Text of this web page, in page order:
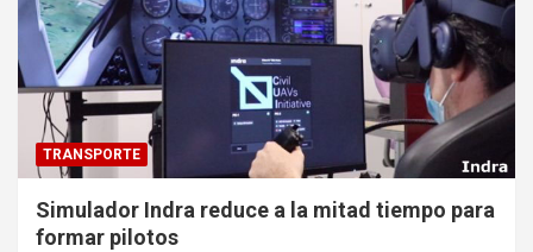
TRANSPORTE
Simulador Indra reduce a la mitad tiempo para
formar pilotos